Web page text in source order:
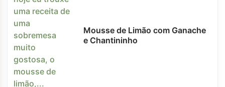
Mousse de Limão com Ganache
e Chantininho